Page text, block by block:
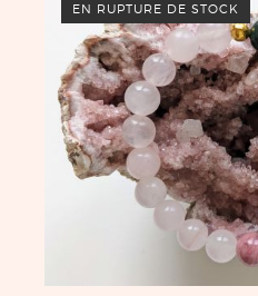
EN RUPTURE DE STOCK